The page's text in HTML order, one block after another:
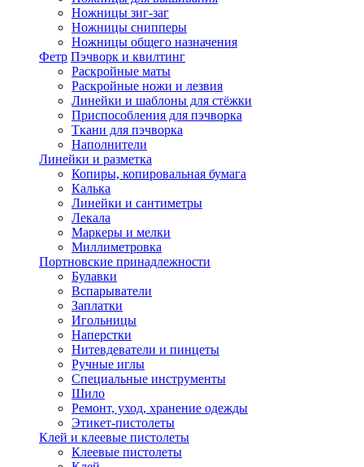
Ножницы зиг-заг
Ножницы снипперы
Ножницы общего назначения
Фетр Пэчворк и квилтинг
Раскройные маты
Раскройные ножи и лезвия
Линейки и шаблоны для стёжки
Приспособления для пэчворка
Ткани для пэчворка
Наполнители
Линейки и разметка
Копиры, копировальная бумага
Калька
Линейки и сантиметры
Лекала
Маркеры и мелки
Миллиметровка
Портновские принадлежности
Булавки
Вспарыватели
Заплатки
Игольницы
Наперстки
Нитевдеватели и пинцеты
Ручные иглы
Специальные инструменты
Шило
Ремонт, уход, хранение одежды
Этикет-пистолеты
Клей и клеевые пистолеты
Клеевые пистолеты